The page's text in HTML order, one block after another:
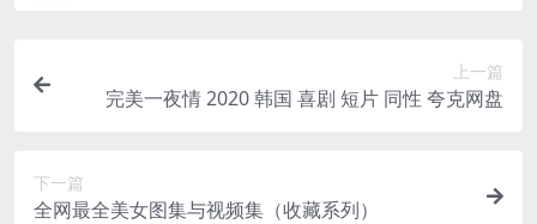
上一篇
完美一夜情 2020 韩国 喜剧 短片 同性 夸克网盘
下一篇
全网最全美女图集与视频集（收藏系列）